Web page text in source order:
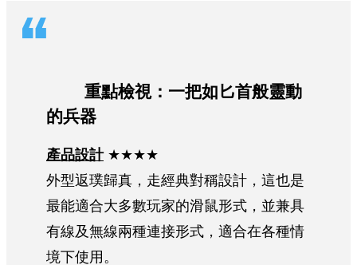
重點檢視：一把如匕首般靈動
的兵器
產品設計★★★★
外型返璞歸真，走經典對稱設計，這也是
最能適合大多數玩家的滑鼠形式，並兼具
有線及無線兩種連接形式，適合在各種情
境下使用。